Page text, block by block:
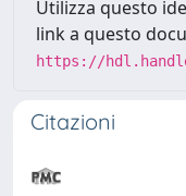
Utilizza questo
link a questo
https://
Citazioni